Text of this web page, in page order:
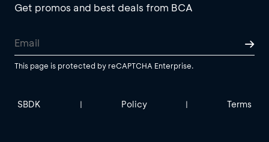
Get promos and best deals from BCA
This page is protected by reCAPTCHA Enterprise.
SBDK | Policy | Terms